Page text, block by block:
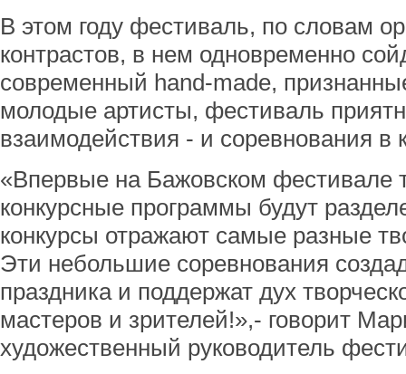
В этом году фестиваль, по словам
контрастов, в нем одновременно
современный hand-made,
молодые артисты, фестиваль
взаимодействия - и соревнования в
«Впервые на Бажовском фестивале
конкурсные программы будут
конкурсы отражают самые разные
Эти небольшие соревнования
праздника и поддержат дух
мастеров и зрителей!»,- говорит
художественный руководитель